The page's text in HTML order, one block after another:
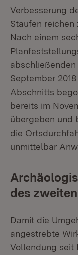
Verbesserung
Staufen reichen
Nach einem
September
Abschnitts
bereits im
übergeben und
die
unmittelbar
des
Damit die
angestrebte
Vollendung seit